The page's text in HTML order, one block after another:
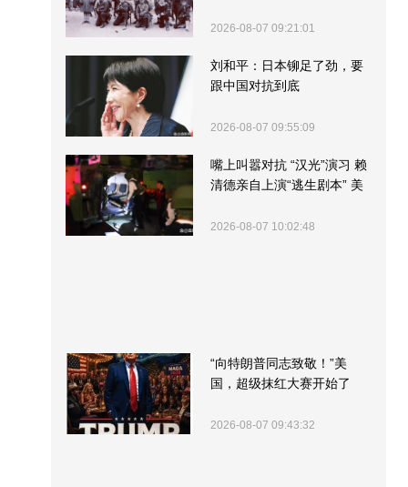
2026-08-07 09:21:01
刘和平：日本铆足了劲，要
跟中国对抗到底
2026-08-07 09:55:09
嘴上叫嚣对抗 “汉光”演习 赖
清德亲自上演“逃生剧本” 美
2026-08-07 10:02:48
“向特朗普同志致敬！”美
国，超级抹红大赛开始了
2026-08-07 09:43:32